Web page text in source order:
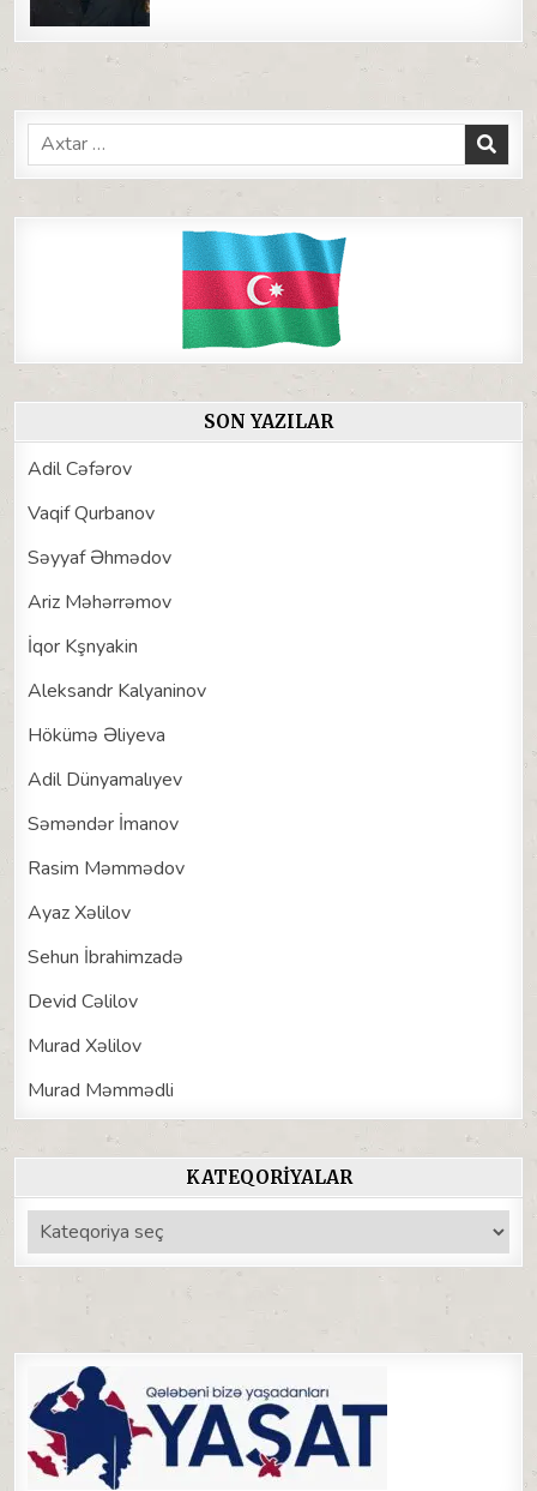
Search
for:
SON YAZILAR
Adil Cəfərov
Vaqif Qurbanov
Səyyaf Əhmədov
Ariz Məhərrəmov
İqor Kşnyakin
Aleksandr Kalyaninov
Hökümə Əliyeva
Adil Dünyamalıyev
Səməndər İmanov
Rasim Məmmədov
Ayaz Xəlilov
Sehun İbrahimzadə
Devid Cəlilov
Murad Xəlilov
Murad Məmmədli
KATEQORIYALAR
Kateqoriyalar